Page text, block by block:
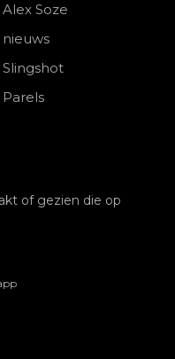
Alex Soze
nieuws
Slingshot
Parels
of gezien die op